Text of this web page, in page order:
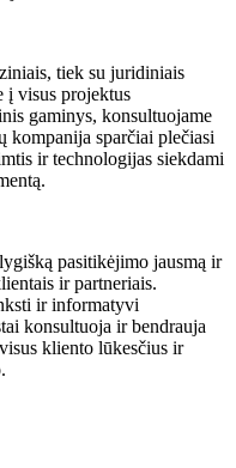
tiek su juridiniais
į visus projektus
gaminys, konsultuojame
kompanija sparčiai plečiasi
ir technologijas siekdami
pasitikėjimo jausmą ir
ir partneriais.
ir informatyvi
konsultuoja ir bendrauja
kliento lūkesčius ir